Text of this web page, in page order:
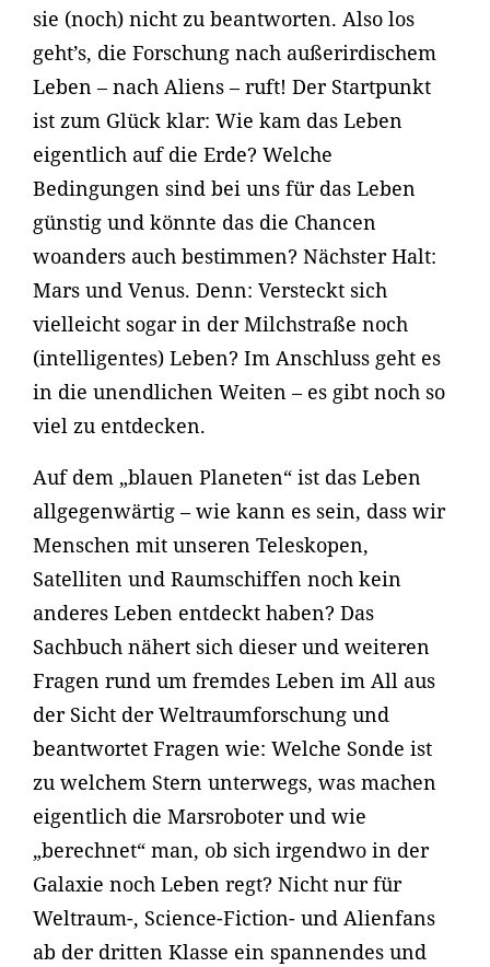
sie (noch) nicht zu beantworten. Also los
geht’s, die Forschung nach außerirdischem
Leben – nach Aliens – ruft! Der Startpunkt
ist zum Glück klar: Wie kam das Leben
eigentlich auf die Erde? Welche
Bedingungen sind bei uns für das Leben
günstig und könnte das die Chancen
woanders auch bestimmen? Nächster Halt:
Mars und Venus. Denn: Versteckt sich
vielleicht sogar in der Milchstraße noch
(intelligentes) Leben? Im Anschluss geht es
in die unendlichen Weiten – es gibt noch so
viel zu entdecken.
Auf dem „blauen Planeten“ ist das Leben
allgegenwärtig – wie kann es sein, dass wir
Menschen mit unseren Teleskopen,
Satelliten und Raumschiffen noch kein
anderes Leben entdeckt haben? Das
Sachbuch nähert sich dieser und weiteren
Fragen rund um fremdes Leben im All aus
der Sicht der Weltraumforschung und
beantwortet Fragen wie: Welche Sonde ist
zu welchem Stern unterwegs, was machen
eigentlich die Marsroboter und wie
„berechnet“ man, ob sich irgendwo in der
Galaxie noch Leben regt? Nicht nur für
Weltraum-, Science-Fiction- und Alienfans
ab der dritten Klasse ein spannendes und